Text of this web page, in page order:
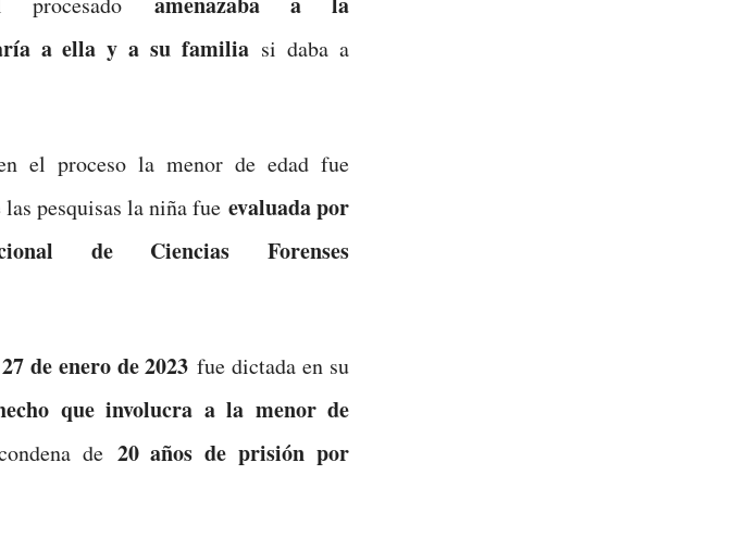
a ella y a su familiasi daba a
el proceso la menor de edad fue
pesquisas la niña fueevaluada por
de Ciencias Forenses
27 de enero de 2023 fue dictada en su
que involucra a la menor de
de20 años de prisión por